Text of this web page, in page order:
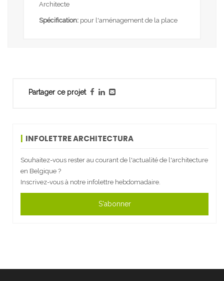
Partager ce projet
INFOLETTRE ARCHITECTURA
Souhaitez-vous rester au courant de l'actualité de l'architecture
en Belgique ?
Inscrivez-vous à notre infolettre hebdomadaire.
S'abonner
Architecte
Spécification: pour l'aménagement de la place